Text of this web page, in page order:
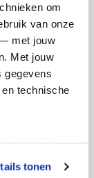
om
van onze
met jouw
Met jouw
gegevens
technische
wijzigen of
tonen